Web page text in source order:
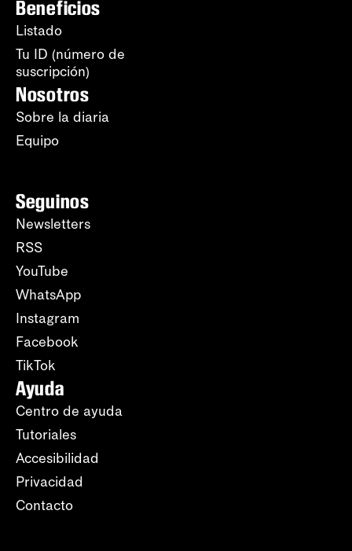
Beneficios
Listado
Tu ID (número de
suscripción)
Nosotros
Sobre la diaria
Equipo
Seguinos
Newsletters
RSS
YouTube
WhatsApp
Instagram
Facebook
TikTok
Ayuda
Centro de ayuda
Tutoriales
Accesibilidad
Privacidad
Contacto